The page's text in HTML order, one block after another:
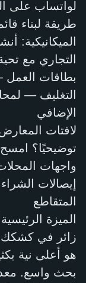
لواتساب على
طريقة لبناء
التجاري مع
بطاقات
التغليف —
الإضافي
لافتات
توضيحيًا؟
واجهات
إيصالات
المتقاطع
هو أعلى نية
بحث واسع.